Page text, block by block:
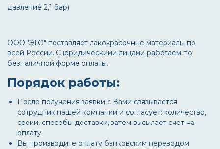
давление 2,1 бар)
ООО "ЭГО" поставляет лакокрасочные материалы по
всей России. С юридическими лицами работаем по
безналичной форме оплаты.
Порядок работы:
После получения заявки с Вами связывается
сотрудник нашей компании и согласует: количество,
сроки, способы доставки, затем высылает счет на
оплату.
Вы производите оплату банковским переводом